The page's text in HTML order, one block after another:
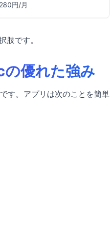
円/月
肢です。
優れた強み
す。アプリは次のことを簡単